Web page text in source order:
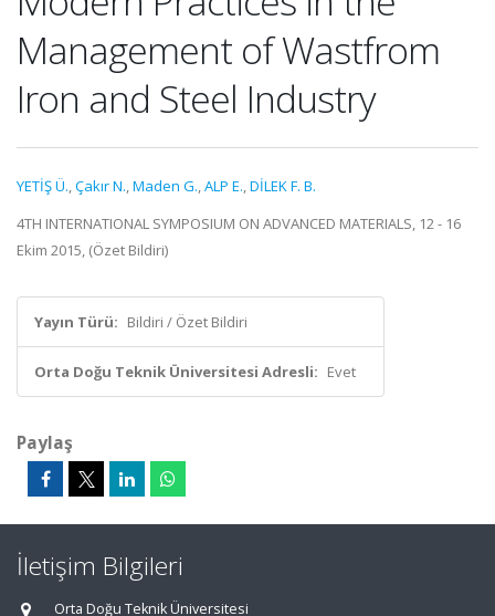
Management of Wastfrom
Iron and Steel Industry
YETİŞ Ü.,Çakır N.,Maden G.,ALP E.,DİLEK F. B.
4TH INTERNATIONAL SYMPOSIUM ON ADVANCED MATERIALS, 12 - 16
Ekim 2015, (Özet Bildiri)
Yayın Türü: Bildiri / Özet Bildiri
Orta Doğu Teknik Üniversitesi Adresli: Evet
Paylaş
İletişim Bilgileri
Orta Doğu Teknik Üniversitesi